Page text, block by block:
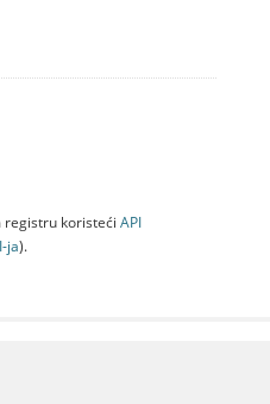
registru koristeći API
jа).